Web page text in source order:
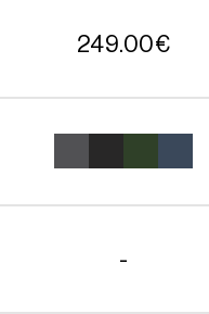
249.00€
-